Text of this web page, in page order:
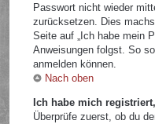
Passwort nicht wieder
zurücksetzen. Dies
Seite auf „Ich habe mein
Anweisungen folgst. So
anmelden können.
Nach oben
Ich habe mich
Überprüfe zuerst, ob du